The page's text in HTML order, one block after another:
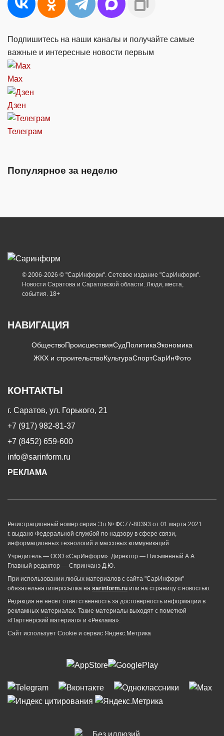
Подпишитесь на наши каналы и получайте самые
важные и интересные новости первым
Max
Дзен
Телеграм
Популярное за неделю
© 2006-2026 © "СарИнформ". Сетевое издание "СарИнформ".
Новости Саратова и Саратовской области. Люди, места,
события. 18+
НАВИГАЦИЯ
ОбществоПроисшествияСудПолитикаЭкономика
ЖКХ и строительствоКультураСпортСарИнФото
КОНТАКТЫ
г. Саратов, ул. Горького, 21
+7 (917) 982-81-37
+7 (8452) 659-600
info@sarinform.ru
РЕКЛАМА
Регистрационный номер серия Эл № ФС77-80393 от 01 марта 2021
г. выдано Федеральной службой по надзору в сфере связи,
информационных технологий и массовых коммуникаций.
Учредитель — ООО «СарИнформ». Директор — Письменный А.А.
Главный редактор — Спринчанэ Д.Ю.
При использовании любых материалов с сайта "СарИнформ"
обязательна гиперссылка на sarinform.ru или на страницу с новостью.
Редакция не несет ответственность за достоверность информации в
рекламных материалах. Такие материалы выходят с пометкой
«Партнёрский материал» и «Реклама».
Сайт использует Cookie и сервиc Яндекс.Метрика